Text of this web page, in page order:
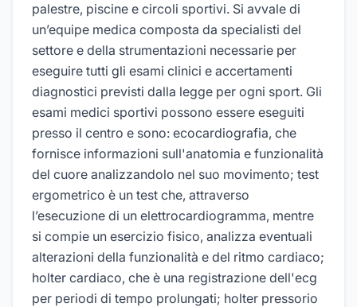
palestre, piscine e circoli sportivi. Si avvale di
un’equipe medica composta da specialisti del
settore e della strumentazioni necessarie per
eseguire tutti gli esami clinici e accertamenti
diagnostici previsti dalla legge per ogni sport. Gli
esami medici sportivi possono essere eseguiti
presso il centro e sono: ecocardiografia, che
fornisce informazioni sull'anatomia e funzionalità
del cuore analizzandolo nel suo movimento; test
ergometrico è un test che, attraverso
l’esecuzione di un elettrocardiogramma, mentre
si compie un esercizio fisico, analizza eventuali
alterazioni della funzionalità e del ritmo cardiaco;
holter cardiaco, che è una registrazione dell'ecg
per periodi di tempo prolungati; holter pressorio